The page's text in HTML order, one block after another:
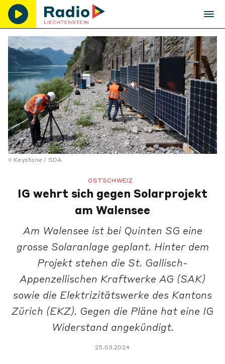
Keystone / SDA
OSTSCHWEIZ
IG wehrt sich gegen Solarprojekt
am Walensee
Am Walensee ist bei Quinten SG eine
grosse Solaranlage geplant. Hinter dem
Projekt stehen die St. Gallisch-
Appenzellischen Kraftwerke AG (SAK)
sowie die Elektrizitätswerke des Kantons
Zürich (EKZ). Gegen die Pläne hat eine IG
Widerstand angekündigt.
25.03.2024